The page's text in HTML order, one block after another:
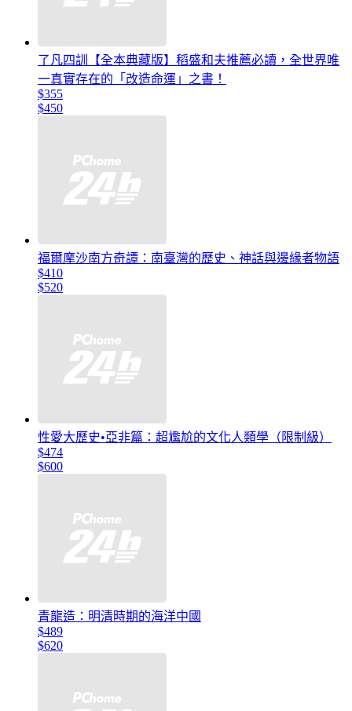
了凡四訓【全本典藏版】稻盛和夫推薦必讀，全世界唯
一真實存在的「改造命運」之書！
$355
$450
福爾摩沙南方奇譚：南臺灣的歷史、神話與邊緣者物語
$410
$520
性愛大歷史•亞非篇：超尷尬的文化人類學（限制級）
$474
$600
青龍造：明清時期的海洋中國
$489
$620